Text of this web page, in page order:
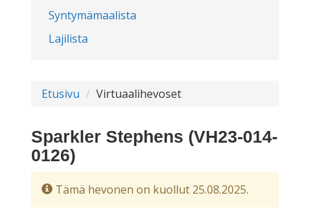
Syntymämaalista
Lajilista
Etusivu Virtuaalihevoset
Sparkler Stephens (VH23-014-
0126)
Tämä hevonen on kuollut 25.08.2025.